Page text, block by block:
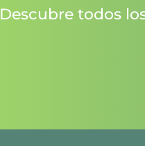
Descubre todos